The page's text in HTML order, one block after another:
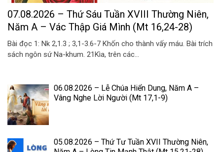
07.08.2026 – Thứ Sáu Tuần XVIII Thường Niên,
Năm A – Vác Thập Giá Mình (Mt 16,24-28)
Bài đọc 1: Nk 2,1.3 ; 3,1-3.6-7 Khốn cho thành vấy máu. Bài trích
sách ngôn sứ Na-khum. 21Kìa, trên các...
06.08.2026 – Lễ Chúa Hiển Dung, Năm A –
Vâng Nghe Lời Người (Mt 17,1-9)
05.08.2026 – Thứ Tư Tuần XVII Thường Niên,